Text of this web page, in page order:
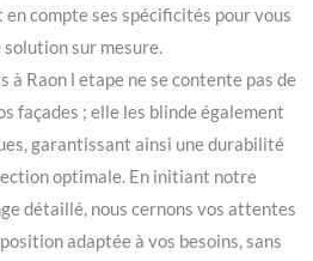
en compte ses spécificités pour vous
sur mesure.
à Raon l etape ne se contente pas de
façades ; elle les blinde également
garantissant ainsi une durabilité
optimale. En initiant notre
détaillé, nous cernons vos attentes
adaptée à vos besoins, sans